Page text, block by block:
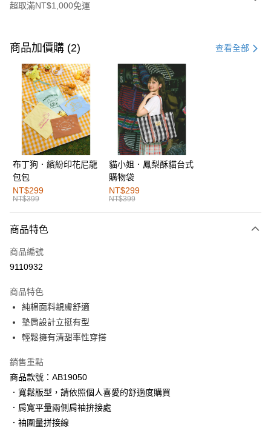
超取滿NT$1,000免運
信用卡一次付款
購物金
超商取貨付款
LINE Pay
街口支付
運送方式
全家取貨付款
每筆NT$60，滿NT$1,000(含以上)免運費
付款後全家取貨
萊爾富取貨付款
付款後萊爾富取貨
每筆NT$60，滿NT$1,000(含以上)免運費
7-11取貨付款
每筆NT$60，滿NT$1,000(含以上)免運費
付款後7-11取貨
每筆NT$60，滿NT$1,000(含以上)免運費
宅配
商品加價購 (2) 查看全部
布丁狗．繽紛印花尼龍
包包
NT$299
NT$399
貓小姐．鳳梨酥貓台式
購物袋
NT$299
NT$399
商品特色
商品編號
9110932
商品特色
純棉面料親膚舒適
墊肩設計立挺有型
輕鬆擁有清甜率性穿搭
銷售重點
商品款號：AB19050
．寬鬆版型，請依照個人喜愛的舒適度購買
．肩寬平量兩側肩袖拚接處
．袖圍量拼接線